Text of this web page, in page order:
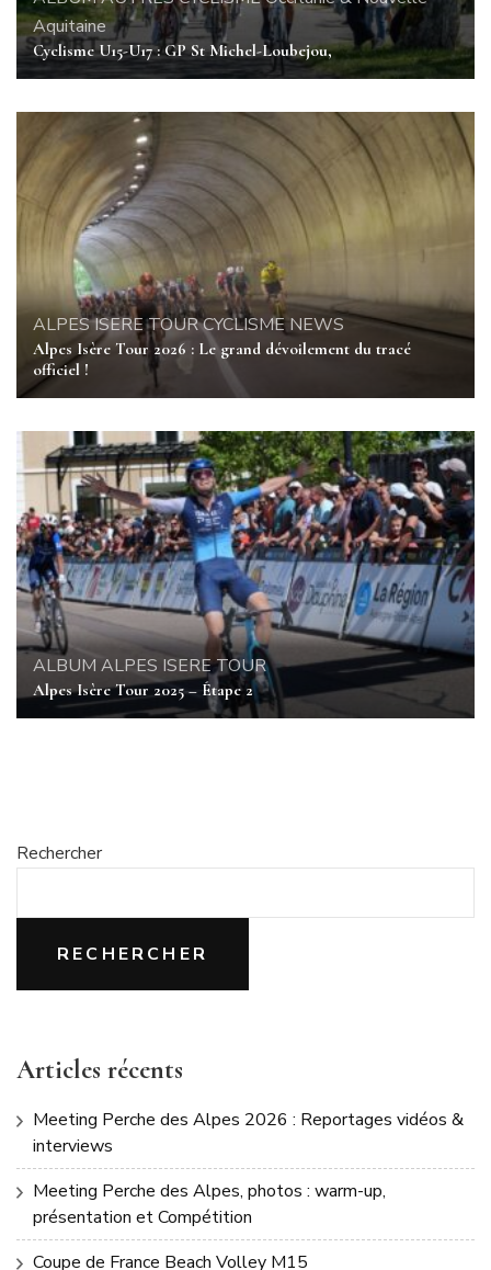
Aquitaine
Cyclisme U15-U17 : GP St Michel-Loubejou,
ALPES ISERE TOURCYCLISME NEWS
Alpes Isère Tour 2026 : Le grand dévoilement du tracé
officiel !
ALBUM ALPES ISERE TOUR
Alpes Isère Tour 2025 – Étape 2
Rechercher
RECHERCHER
Articles récents
Meeting Perche des Alpes 2026 : Reportages vidéos &
interviews
Meeting Perche des Alpes, photos : warm-up,
présentation et Compétition
Coupe de France Beach Volley M15